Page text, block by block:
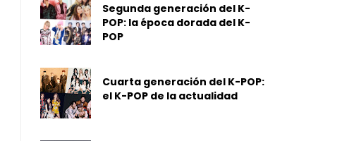
Segunda generación del K-
POP: la época dorada del K-
POP
Cuarta generación del K-POP:
el K-POP de la actualidad